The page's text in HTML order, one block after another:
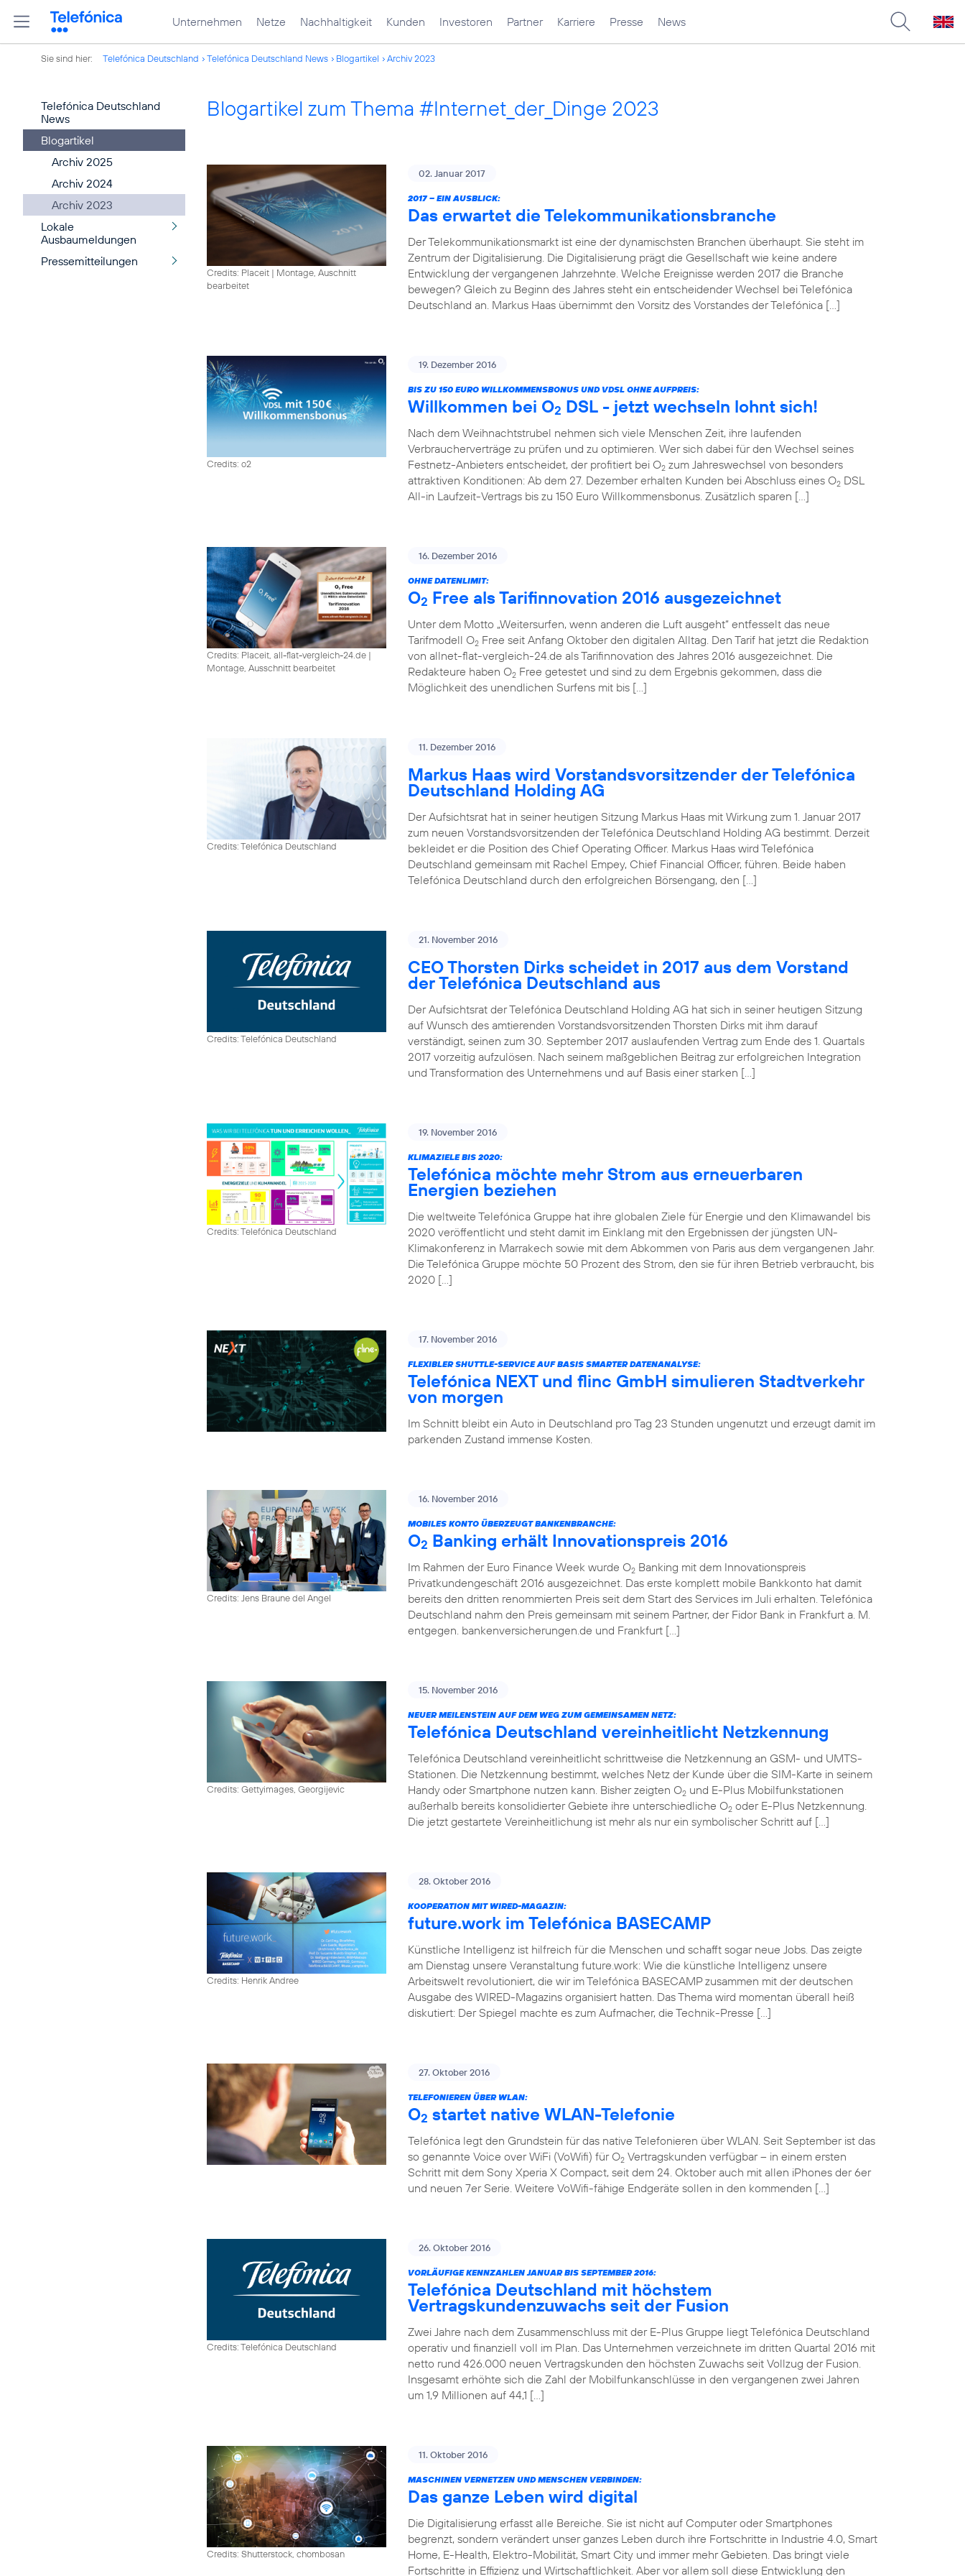
Unternehmen Netze Nachhaltigkeit Kunden Investoren Partner Karriere Presse News
Sie sind hier: Telefónica Deutschland Telefónica Deutschland News Blogartikel Archiv 2023
Telefónica Deutschland
News
Blogartikel
Archiv 2025
Archiv 2024
Archiv 2023
Lokale
Ausbaumeldungen
Pressemitteilungen
Blogartikel zum Thema #Internet_der_Dinge 2023
Credits: Placeit | Montage, Auschnitt
bearbeitet
02. Januar 2017
2017 – EIN AUSBLICK:
Das erwartet die Telekommunikationsbranche
Der Telekommunikationsmarkt ist eine der dynamischsten Branchen überhaupt. Sie steht im
Zentrum der Digitalisierung. Die Digitalisierung prägt die Gesellschaft wie keine andere
Entwicklung der vergangenen Jahrzehnte. Welche Ereignisse werden 2017 die Branche
bewegen? Gleich zu Beginn des Jahres steht ein entscheidender Wechsel bei Telefónica
Deutschland an. Markus Haas übernimmt den Vorsitz des Vorstandes der Telefónica […]
Credits: o2
19. Dezember 2016
BIS ZU 150 EURO WILLKOMMENSBONUS UND VDSL OHNE AUFPREIS:
Willkommen bei O2 DSL - jetzt wechseln lohnt sich!
Nach dem Weihnachtstrubel nehmen sich viele Menschen Zeit, ihre laufenden
Verbraucherverträge zu prüfen und zu optimieren. Wer sich dabei für den Wechsel seines
Festnetz-Anbieters entscheidet, der profitiert bei O2 zum Jahreswechsel von besonders
attraktiven Konditionen: Ab dem 27. Dezember erhalten Kunden bei Abschluss eines O2 DSL
All-in Laufzeit-Vertrags bis zu 150 Euro Willkommensbonus. Zusätzlich sparen […]
Credits: Placeit, all-flat-vergleich-24.de |
Montage, Ausschnitt bearbeitet
16. Dezember 2016
OHNE DATENLIMIT:
O2 Free als Tarifinnovation 2016 ausgezeichnet
Unter dem Motto „Weitersurfen, wenn anderen die Luft ausgeht“ entfesselt das neue
Tarifmodell O2 Free seit Anfang Oktober den digitalen Alltag. Den Tarif hat jetzt die Redaktion
von allnet-flat-vergleich-24.de als Tarifinnovation des Jahres 2016 ausgezeichnet. Die
Redakteure haben O2 Free getestet und sind zu dem Ergebnis gekommen, dass die
Möglichkeit des unendlichen Surfens mit bis […]
Credits: Telefónica Deutschland
11. Dezember 2016
Markus Haas wird Vorstandsvorsitzender der Telefónica
Deutschland Holding AG
Der Aufsichtsrat hat in seiner heutigen Sitzung Markus Haas mit Wirkung zum 1. Januar 2017
zum neuen Vorstandsvorsitzenden der Telefónica Deutschland Holding AG bestimmt. Derzeit
bekleidet er die Position des Chief Operating Officer. Markus Haas wird Telefónica
Deutschland gemeinsam mit Rachel Empey, Chief Financial Officer, führen. Beide haben
Telefónica Deutschland durch den erfolgreichen Börsengang, den […]
Credits: Telefónica Deutschland
21. November 2016
CEO Thorsten Dirks scheidet in 2017 aus dem Vorstand
der Telefónica Deutschland aus
Der Aufsichtsrat der Telefónica Deutschland Holding AG hat sich in seiner heutigen Sitzung
auf Wunsch des amtierenden Vorstandsvorsitzenden Thorsten Dirks mit ihm darauf
verständigt, seinen zum 30. September 2017 auslaufenden Vertrag zum Ende des 1. Quartals
2017 vorzeitig aufzulösen. Nach seinem maßgeblichen Beitrag zur erfolgreichen Integration
und Transformation des Unternehmens und auf Basis einer starken […]
Credits: Telefónica Deutschland
19. November 2016
KLIMAZIELE BIS 2020:
Telefónica möchte mehr Strom aus erneuerbaren
Energien beziehen
Die weltweite Telefónica Gruppe hat ihre globalen Ziele für Energie und den Klimawandel bis
2020 veröffentlicht und steht damit im Einklang mit den Ergebnissen der jüngsten UN-
Klimakonferenz in Marrakech sowie mit dem Abkommen von Paris aus dem vergangenen Jahr.
Die Telefónica Gruppe möchte 50 Prozent des Strom, den sie für ihren Betrieb verbraucht, bis
2020 […]
17. November 2016
FLEXIBLER SHUTTLE-SERVICE AUF BASIS SMARTER DATENANALYSE:
Telefónica NEXT und flinc GmbH simulieren Stadtverkehr
von morgen
Im Schnitt bleibt ein Auto in Deutschland pro Tag 23 Stunden ungenutzt und erzeugt damit im
parkenden Zustand immense Kosten.
Credits: Jens Braune del Angel
16. November 2016
MOBILES KONTO ÜBERZEUGT BANKENBRANCHE:
O2 Banking erhält Innovationspreis 2016
Im Rahmen der Euro Finance Week wurde O2 Banking mit dem Innovationspreis
Privatkundengeschäft 2016 ausgezeichnet. Das erste komplett mobile Bankkonto hat damit
bereits den dritten renommierten Preis seit dem Start des Services im Juli erhalten. Telefónica
Deutschland nahm den Preis gemeinsam mit seinem Partner, der Fidor Bank in Frankfurt a. M.
entgegen. bankenversicherungen.de und Frankfurt […]
Credits: Gettyimages, Georgijevic
15. November 2016
NEUER MEILENSTEIN AUF DEM WEG ZUM GEMEINSAMEN NETZ:
Telefónica Deutschland vereinheitlicht Netzkennung
Telefónica Deutschland vereinheitlicht schrittweise die Netzkennung an GSM- und UMTS-
Stationen. Die Netzkennung bestimmt, welches Netz der Kunde über die SIM-Karte in seinem
Handy oder Smartphone nutzen kann. Bisher zeigten O2 und E-Plus Mobilfunkstationen
außerhalb bereits konsolidierter Gebiete ihre unterschiedliche O2 oder E-Plus Netzkennung.
Die jetzt gestartete Vereinheitlichung ist mehr als nur ein symbolischer Schritt auf […]
Credits: Henrik Andree
28. Oktober 2016
KOOPERATION MIT WIRED-MAGAZIN:
future.work im Telefónica BASECAMP
Künstliche Intelligenz ist hilfreich für die Menschen und schafft sogar neue Jobs. Das zeigte
am Dienstag unsere Veranstaltung future.work: Wie die künstliche Intelligenz unsere
Arbeitswelt revolutioniert, die wir im Telefónica BASECAMP zusammen mit der deutschen
Ausgabe des WIRED-Magazins organisiert hatten. Das Thema wird momentan überall heiß
diskutiert: Der Spiegel machte es zum Aufmacher, die Technik-Presse […]
27. Oktober 2016
TELEFONIEREN ÜBER WLAN:
O2 startet native WLAN-Telefonie
Telefónica legt den Grundstein für das native Telefonieren über WLAN. Seit September ist das
so genannte Voice over WiFi (VoWifi) für O2 Vertragskunden verfügbar – in einem ersten
Schritt mit dem Sony Xperia X Compact, seit dem 24. Oktober auch mit allen iPhones der 6er
und neuen 7er Serie. Weitere VoWifi-fähige Endgeräte sollen in den kommenden […]
Credits: Telefónica Deutschland
26. Oktober 2016
VORLÄUFIGE KENNZAHLEN JANUAR BIS SEPTEMBER 2016:
Telefónica Deutschland mit höchstem
Vertragskundenzuwachs seit der Fusion
Zwei Jahre nach dem Zusammenschluss mit der E-Plus Gruppe liegt Telefónica Deutschland
operativ und finanziell voll im Plan. Das Unternehmen verzeichnete im dritten Quartal 2016 mit
netto rund 426.000 neuen Vertragskunden den höchsten Zuwachs seit Vollzug der Fusion.
Insgesamt erhöhte sich die Zahl der Mobilfunkanschlüsse in den vergangenen zwei Jahren
um 1,9 Millionen auf 44,1 […]
Credits: Shutterstock, chombosan
11. Oktober 2016
MASCHINEN VERNETZEN UND MENSCHEN VERBINDEN:
Das ganze Leben wird digital
Die Digitalisierung erfasst alle Bereiche. Sie ist nicht auf Computer oder Smartphones
begrenzt, sondern verändert unser ganzes Leben durch ihre Fortschritte in Industrie 4.0, Smart
Home, E-Health, Elektro-Mobilität, Smart City und immer mehr Gebieten. Das bringt viele
Fortschritte in Effizienz und Wirtschaftlichkeit. Aber vor allem soll diese Entwicklung den